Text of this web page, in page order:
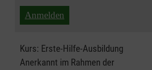
Anmelden
Kurs: Erste-Hilfe-Ausbildung
Anerkannt im Rahmen der